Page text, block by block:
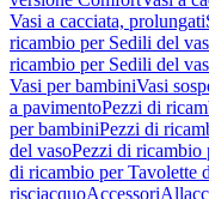
Vasi a cacciata, prolungati
ricambio per Sedili del
ricambio per Sedili del
Vasi per bambiniVasi
a pavimentoPezzi di
per bambiniPezzi di
del vasoPezzi di ricambio
di ricambio per Tavolette
risciacquoAccessori